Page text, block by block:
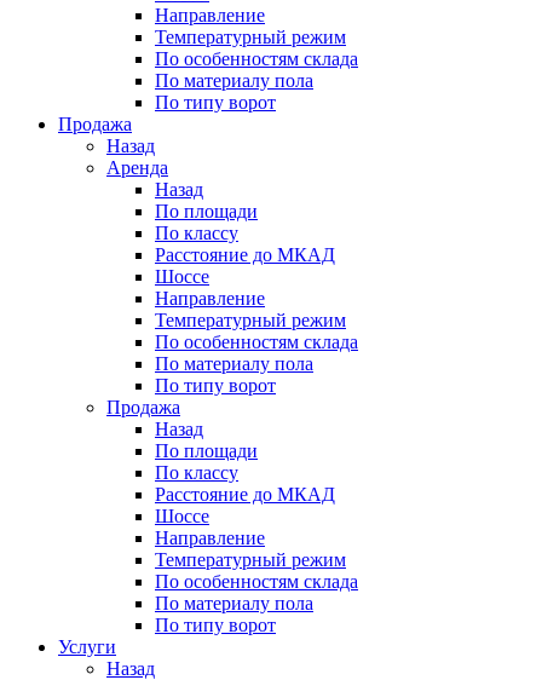
Направление
Температурный режим
По особенностям склада
По материалу пола
По типу ворот
Продажа
Назад
Аренда
Назад
По площади
По классу
Расстояние до МКАД
Шоссе
Направление
Температурный режим
По особенностям склада
По материалу пола
По типу ворот
Продажа
Назад
По площади
По классу
Расстояние до МКАД
Шоссе
Направление
Температурный режим
По особенностям склада
По материалу пола
По типу ворот
Услуги
Назад